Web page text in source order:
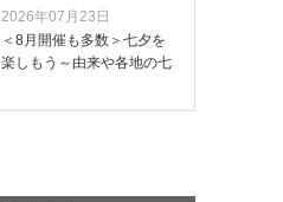
2026年07月23日
＜8月開催も多数＞七夕を
楽しもう～由来や各地の七